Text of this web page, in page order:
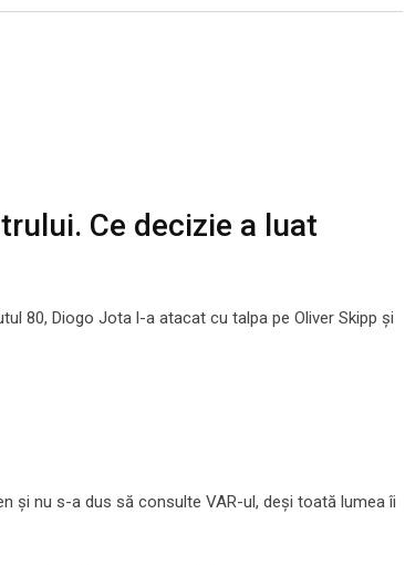
Ce decizie a luat
80, Diogo Jota l-a atacat cu talpa pe Oliver Skipp și
și nu s-a dus să consulte VAR-ul, deși toată lumea îi